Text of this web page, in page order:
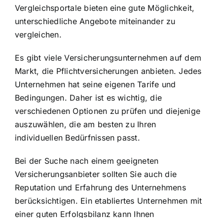
Vergleichsportale bieten eine gute Möglichkeit,
unterschiedliche Angebote miteinander zu
vergleichen.
Es gibt viele Versicherungsunternehmen auf dem
Markt, die Pflichtversicherungen anbieten. Jedes
Unternehmen hat seine eigenen Tarife und
Bedingungen. Daher ist es wichtig, die
verschiedenen Optionen zu prüfen und diejenige
auszuwählen, die am besten zu Ihren
individuellen Bedürfnissen passt.
Bei der Suche nach einem geeigneten
Versicherungsanbieter sollten Sie auch die
Reputation und Erfahrung des Unternehmens
berücksichtigen. Ein etabliertes Unternehmen mit
einer guten Erfolgsbilanz kann Ihnen